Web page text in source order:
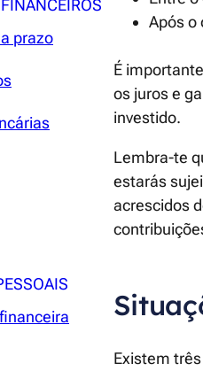
prazo
Após o
É
os juros e
investido.
Lembra-te
estarás
acrescidos
Existem